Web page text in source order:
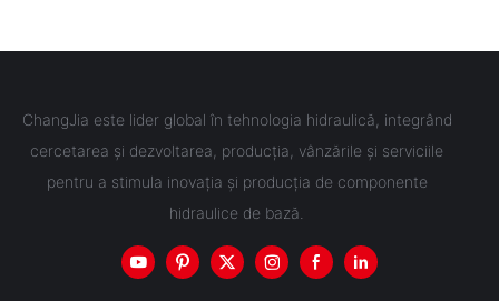
ChangJia este lider global în tehnologia hidraulică, integrând
cercetarea și dezvoltarea, producția, vânzările și serviciile
pentru a stimula inovația și producția de componente
hidraulice de bază.